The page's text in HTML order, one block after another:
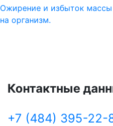
Ожирение и избыток массы
на организм.
Контактные
+7 (484) 395-22-